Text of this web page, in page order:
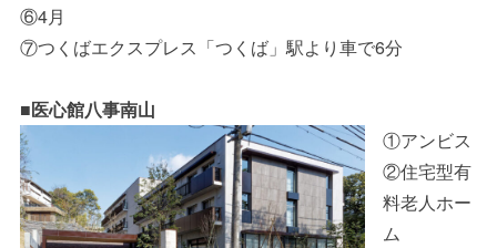
⑥4月
⑦つくばエクスプレス「つくば」駅より車で6分
■医心館八事南山
①アンビス
②住宅型有
料老人ホー
ム